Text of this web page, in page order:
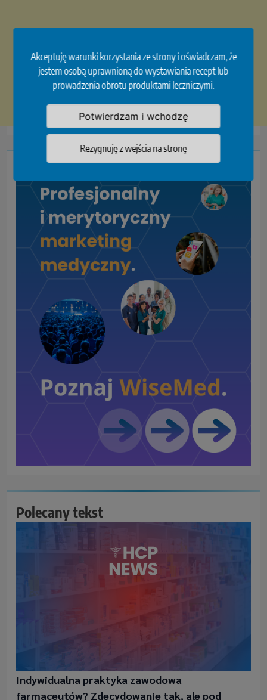
Akceptuję warunki korzystania ze strony i oświadczam, że
jestem osobą uprawnioną do wystawiania recept lub
prowadzenia obrotu produktami leczniczymi.
Potwierdzam i wchodzę
Rezygnuję z wejścia na stronę
Polecany tekst
Indywidualna praktyka zawodowa
farmaceutów? Zdecydowanie tak, ale pod